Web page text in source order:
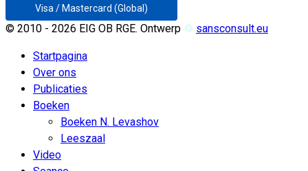
Visa / Mastercard (Global)
© 2010 - 2026 EIG OB RGE. Ontwerp ♲ sansconsult.eu
Startpagina
Over ons
Publicaties
Boeken
Boeken N. Levashov
Leeszaal
Video